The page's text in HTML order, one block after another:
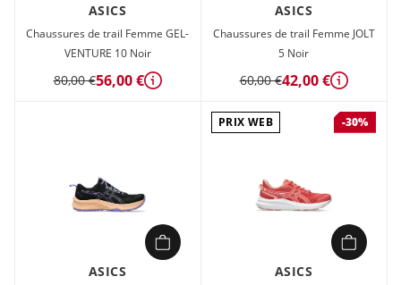
ASICS
Chaussures de trail Femme GEL-
VENTURE 10 Noir
80,00 €56,00 € Détails
ASICS
Chaussures de trail Femme JOLT
5 Noir
60,00 €42,00 € Détails
ASICS
PRIX WEB -30%
ASICS